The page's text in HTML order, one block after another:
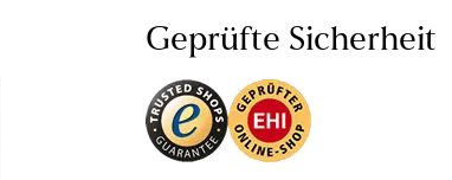
Geprüfte Sicherheit